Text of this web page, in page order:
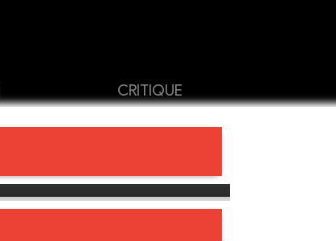
CRITIQUE